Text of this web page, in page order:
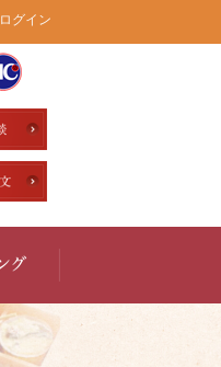
ログイン